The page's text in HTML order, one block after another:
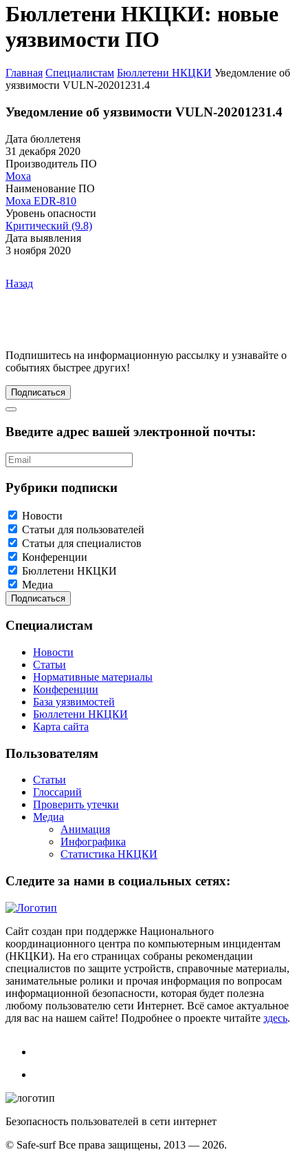
Бюллетени НКЦКИ: новые
уязвимости ПО
Главная Специалистам Бюллетени НКЦКИ Уведомление об
уязвимости VULN-20201231.4
Уведомление об уязвимости VULN-20201231.4
Дата бюллетеня
31 декабря 2020
Производитель ПО
Moxa
Наименование ПО
Moxa EDR-810
Уровень опасности
Критический (9.8)
Дата выявления
3 ноября 2020
Назад
Подпишитесь на информационную рассылку и узнавайте о
событиях быстрее других!
Подписаться
Введите адрес вашей электронной почты:
Рубрики подписки
Новости
Статьи для пользователей
Статьи для специалистов
Конференции
Бюллетени НКЦКИ
Медиа
Специалистам
Новости
Статьи
Нормативные материалы
Конференции
База уязвимостей
Бюллетени НКЦКИ
Карта сайта
Пользователям
Статьи
Глоссарий
Проверить утечки
Медиа
Анимация
Инфографика
Статистика НКЦКИ
Следите за нами в социальных сетях:
Сайт создан при поддержке Национального
координационного центра по компьютерным инцидентам
(НКЦКИ). На его страницах собраны рекомендации
специалистов по защите устройств, справочные материалы,
занимательные ролики и прочая информация по вопросам
информационной безопасности, которая будет полезна
любому пользователю сети Интернет. Всё самое актуальное
для вас на нашем сайте! Подробнее о проекте читайте здесь.
Безопасность пользователей в сети интернет
© Safe-surf Все права защищены, 2013 — 2026.